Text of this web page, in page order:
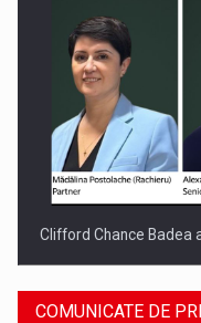
Clifford Chance Badea
COMUNICATE DE